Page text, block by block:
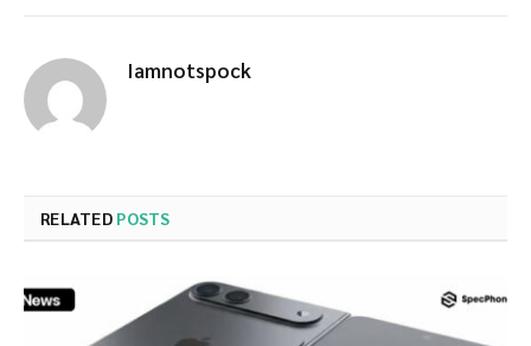
Iamnotspock
RELATED POSTS